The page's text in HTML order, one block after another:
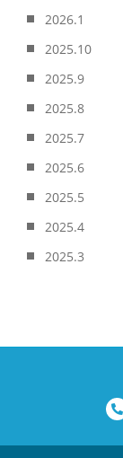
2026.1
2025.10
2025.9
2025.8
2025.7
2025.6
2025.5
2025.4
2025.3